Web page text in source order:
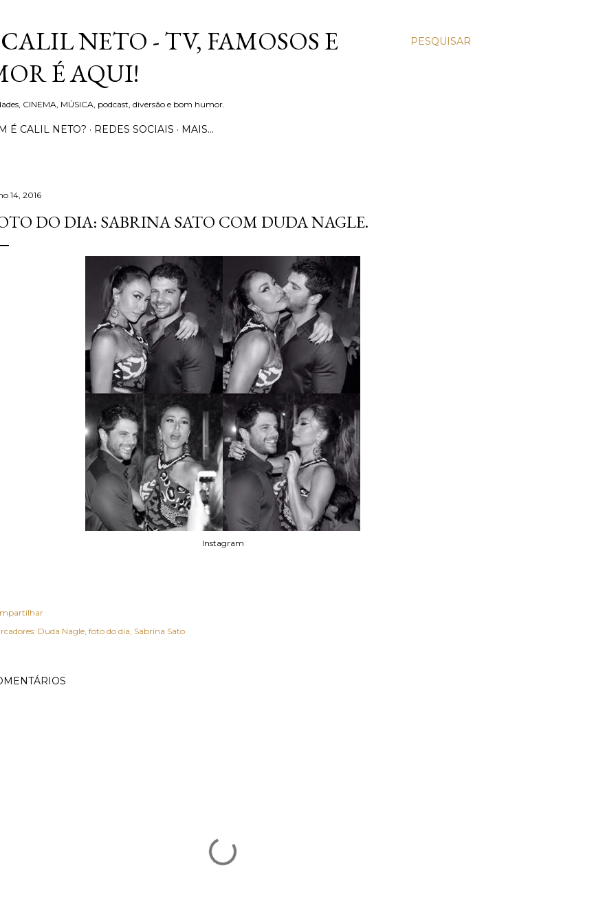
PESQUISAR
NETO - TV, FAMOSOS E
É AQUI!
CINEMA, MÚSICA, podcast, diversão e bom humor.
É CALIL NETO? REDES SOCIAIS MAIS…
14, 2016
DO DIA: SABRINA SATO COM DUDA NAGLE.
Instagram
Duda Nagle foto do dia Sabrina Sato